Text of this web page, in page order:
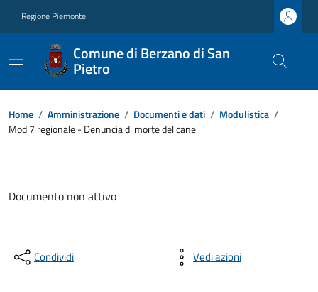
Regione Piemonte
Comune di Berzano di San
Pietro
Home / Amministrazione / Documenti e dati / Modulistica /
Mod 7 regionale - Denuncia di morte del cane
Documento non attivo
Condividi Vedi azioni